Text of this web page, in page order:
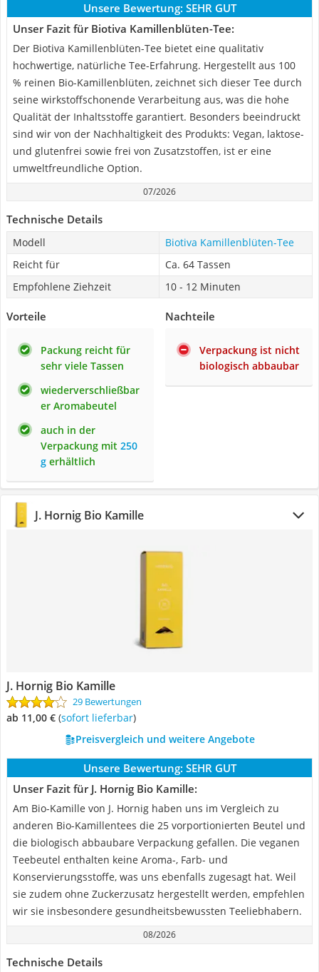
Unsere Bewertung: SEHR GUT
Unser Fazit für Biotiva Kamillenblüten-Tee:
Der Biotiva Kamillenblüten-Tee bietet eine qualitativ
hochwertige, natürliche Tee-Erfahrung. Hergestellt aus 100
% reinen Bio-Kamillenblüten, zeichnet sich dieser Tee durch
seine wirkstoffschonende Verarbeitung aus, was die hohe
Qualität der Inhaltsstoffe garantiert. Besonders beeindruckt
sind wir von der Nachhaltigkeit des Produkts: Vegan, laktose-
und glutenfrei sowie frei von Zusatzstoffen, ist er eine
umweltfreundliche Option.
07/2026
Technische Details
Modell
Biotiva Kamillenblüten-Tee
Reicht für
Ca. 64 Tassen
Empfohlene Ziehzeit
10 - 12 Minuten
Vorteile
Packung reicht für
sehr viele Tassen
wiederverschließbar
er Aromabeutel
auch in der
Verpackung mit 250
g erhältlich
Nachteile
Verpackung ist nicht
biologisch abbaubar
J. Hornig Bio Kamille
J. Hornig Bio Kamille
29 Bewertungen
ab 11,00 € ( Sofort lieferbar)
Preisvergleich und weitere Angebote
Unsere Bewertung: SEHR GUT
Unser Fazit für J. Hornig Bio Kamille:
Am Bio-Kamille von J. Hornig haben uns im Vergleich zu
anderen Bio-Kamillentees die 25 vorportionierten Beutel und
die biologisch abbaubare Verpackung gefallen. Die veganen
Teebeutel enthalten keine Aroma-, Farb- und
Konservierungsstoffe, was uns ebenfalls zugesagt hat. Weil
sie zudem ohne Zuckerzusatz hergestellt werden, empfehlen
wir sie insbesondere gesundheitsbewussten Teeliebhabern.
08/2026
Technische Details